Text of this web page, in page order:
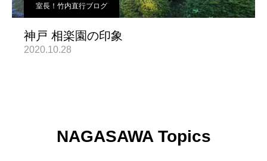
室長！竹内直行ブログ
神戸 相楽園の印象
2020.10.28
NAGASAWA Topics